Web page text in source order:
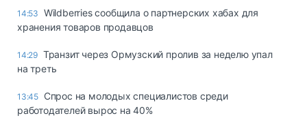
14:53 Wildberries сообщила о партнерских хабах для
хранения товаров продавцов
14:29 Транзит через Ормузский пролив за неделю упал
на треть
13:45 Спрос на молодых специалистов среди
работодателей вырос на 40%